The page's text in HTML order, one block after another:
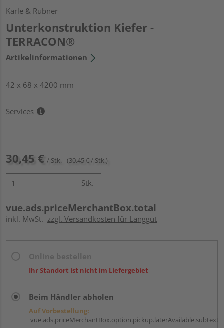
Karle & Rubner
Unterkonstruktion Kiefer -
TERRACON®
Artikelinformationen
42 x 68 x 4200 mm
Services
30,45 € / Stk. (30,45 € / Stk.)
Stk.
vue.ads.priceMerchantBox.total
inkl. MwSt. zzgl. Versandkosten für Langgut
Ihr Standort ist nicht im Liefergebiet
Beim Händler abholen
Auf Vorbestellung:
vue.ads.priceMerchantBox.option.pickup.laterAvailable.subtext